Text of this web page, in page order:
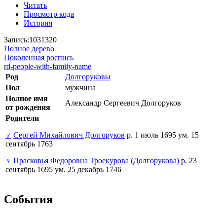
Читать
Просмотр кода
История
Запись:1031320
Полное дерево
Поколенная роспись
rd-people-with-family-name
Род
Долгоруковы
Пол
мужчина
Полное имя
от рождения
Александр Сергеевич Долгоруков
Родители
♂ Сергей Михайлович Долгоруков р. 1 июль 1695 ум. 15
сентябрь 1763
♀ Прасковья Федоровна Троекурова (Долгорукова) р. 23
сентябрь 1695 ум. 25 декабрь 1746
События